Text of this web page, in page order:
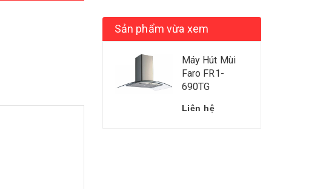
Sản phẩm vừa xem
Máy Hút Mùi
Faro FR1-
690TG
Liên hệ